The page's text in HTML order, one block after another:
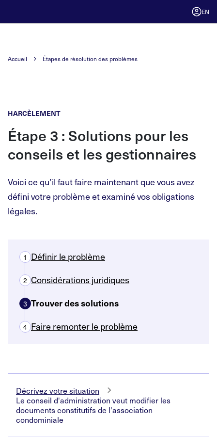
EN
Accueil Étapes de résolution des problèmes
HARCÈLEMENT
Étape 3 : Solutions pour les
conseils et les gestionnaires
Voici ce qu’il faut faire maintenant que vous avez
défini votre problème et examiné vos obligations
légales.
1 Définir le problème
2 Considérations juridiques
3 Trouver des solutions
4 Faire remonter le problème
Décrivez votre situation
Le conseil d'administration veut modifier les
documents constitutifs de l'association
condominiale